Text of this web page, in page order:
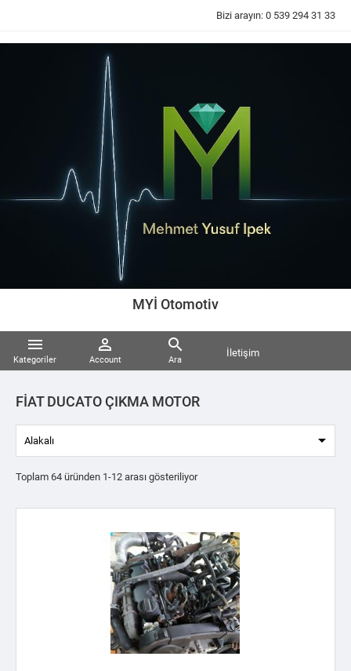
Bizi arayın: 0 539 294 31 33
MYİ Otomotiv

Kategoriler

Account

Ara
İletişim
FİAT DUCATO ÇIKMA MOTOR
Alakalı 
Toplam 64 üründen 1-12 arası gösteriliyor